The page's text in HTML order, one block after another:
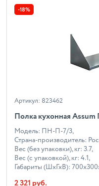
-18%
Артикул: 823462
Полка кухонная
Модель: ПН-П-7/3,
Страна-производитель:
Вес (без упаковки), кг: 3.7,
Вес (с упаковкой), кг: 4.1,
Габариты (ШхГхВ):
2 321 руб.